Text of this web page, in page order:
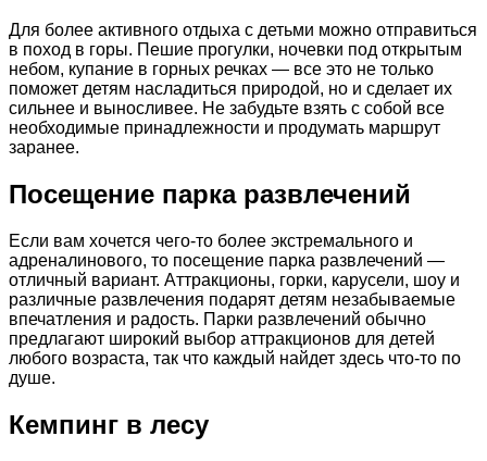
Для более активного отдыха с детьми можно отправиться
в поход в горы. Пешие прогулки, ночевки под открытым
небом, купание в горных речках — все это не только
поможет детям насладиться природой, но и сделает их
сильнее и выносливее. Не забудьте взять с собой все
необходимые принадлежности и продумать маршрут
заранее.
Посещение парка развлечений
Если вам хочется чего-то более экстремального и
адреналинового, то посещение парка развлечений —
отличный вариант. Аттракционы, горки, карусели, шоу и
различные развлечения подарят детям незабываемые
впечатления и радость. Парки развлечений обычно
предлагают широкий выбор аттракционов для детей
любого возраста, так что каждый найдет здесь что-то по
душе.
Кемпинг в лесу